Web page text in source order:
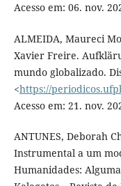
Acesso em: 06. nov.
ALMEIDA, Maureci
Xavier Freire.
mundo globalizado.
<https://
Acesso em: 21. nov.
ANTUNES, Deborah
Instrumental a um
Humanidades: